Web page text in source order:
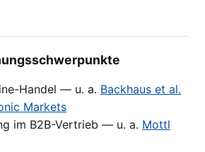
Handel — u. a. Backhaus et al.
Markets
im B2B-Vertrieb — u. a. Mottl